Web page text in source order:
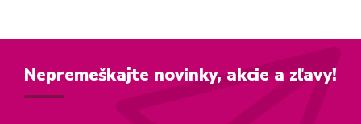
Nepremeškajte novinky, akcie a zľavy!